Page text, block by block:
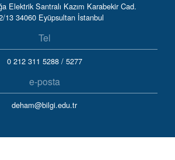
Elektrik Santralı Kazım Karabekir Cad.
13 34060 Eyüpsultan İstanbul
Tel
0 212 311 5288/ 5277
e-posta
deham@bilgi.edu.tr